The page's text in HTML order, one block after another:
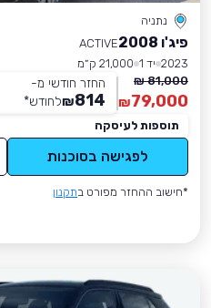
נתניה
פיג'ו 2008
ACTIVE
2023 יד 1
21,000 ק״מ
81,000 ₪
79,000
₪
החזר חודשי מ-
814
₪לחודש*
תוספות לעיסקה
לפגישה בסוכנות
*חישוב ההחזר מפורט בתקנון